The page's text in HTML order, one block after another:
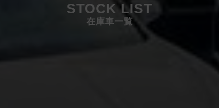
STOCK LIST
在庫車一覧